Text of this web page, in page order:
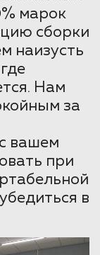
марок
сборки
наизусть
Нам
за
вашем
при
в